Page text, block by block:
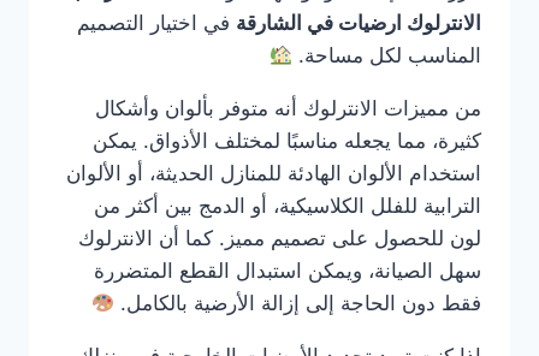
الانترلوك ارضيات في الشارقة في اختيار التصميم
المناسب لكل مساحة.
من مميزات الانترلوك أنه متوفر بألوان وأشكال
كثيرة، مما يجعله مناسبًا لمختلف الأذواق. يمكن
استخدام الألوان الهادئة للمنازل الحديثة، أو الألوان
الترابية للفلل الكلاسيكية، أو الدمج بين أكثر من
لون للحصول على تصميم مميز. كما أن الانترلوك
سهل الصيانة، ويمكن استبدال القطع المتضررة
فقط دون الحاجة إلى إزالة الأرضية بالكامل.